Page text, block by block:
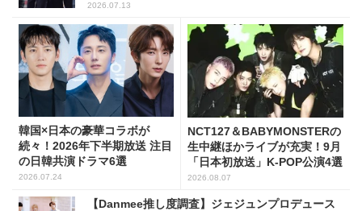
2026.07.13
韓国×日本の豪華コラボが
続々！2026年下半期放送 注目
の日韓共演ドラマ6選
2026.07.24
NCT127＆BABYMONSTERの
生中継ほかライブが充実！9月
「日本初放送」K-POP公演4選
2026.08.07
【Danmee推し度調査】ジェジュンプロデュース